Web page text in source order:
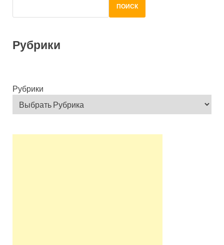
ПОИСК
Рубрики
Рубрики